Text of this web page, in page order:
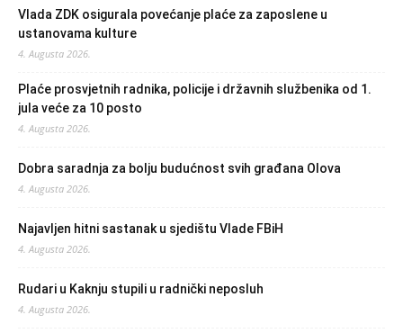
Vlada ZDK osigurala povećanje plaće za zaposlene u
ustanovama kulture
4. Augusta 2026.
Plaće prosvjetnih radnika, policije i državnih službenika od 1.
jula veće za 10 posto
4. Augusta 2026.
Dobra saradnja za bolju budućnost svih građana Olova
4. Augusta 2026.
Najavljen hitni sastanak u sjedištu Vlade FBiH
4. Augusta 2026.
Rudari u Kaknju stupili u radnički neposluh
4. Augusta 2026.